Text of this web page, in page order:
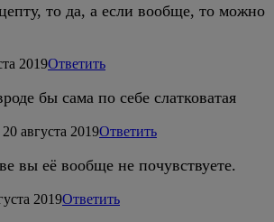
то да, а если вообще, то можно
2019Ответить
бы сама по себе слатковатая
20 августа 2019Ответить
вы её вообще не почувствуете.
2019Ответить